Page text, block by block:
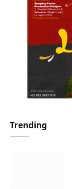
Trending